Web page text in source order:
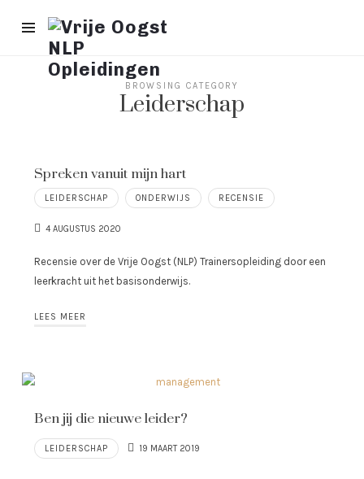
Vrije
Oogst
NLP
OpleidingenBROWSING CATEGORY
Leiderschap
Spreken vanuit mijn hart
LEIDERSCHAP ONDERWIJS RECENSIE
4 AUGUSTUS 2020
Recensie over de Vrije Oogst (NLP) Trainersopleiding door een
leerkracht uit het basisonderwijs.
LEES MEER
Ben jij die nieuwe leider?
LEIDERSCHAP 19 MAART 2019